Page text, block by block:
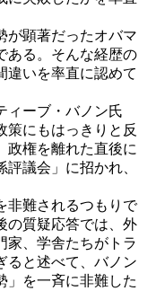
が顕著だったオバマ
ある。そんな経歴の
違いを率直に認めて
ィーブ・バノン氏
策にもはっきりと反
政権を離れた直後に
議会」に招かれ、
非難されるつもりで
の質疑応答では、外
家、学舎たちがトラ
ると述べて、バノン
」を一斉に非難した